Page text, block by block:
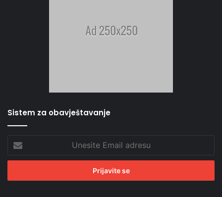
Sistem za obavještavanje
Email
adresu